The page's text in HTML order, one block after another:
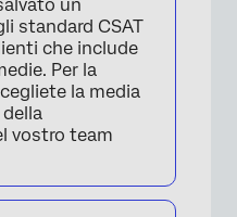
un
standard CSAT
che include
Per la
la media
vostro team